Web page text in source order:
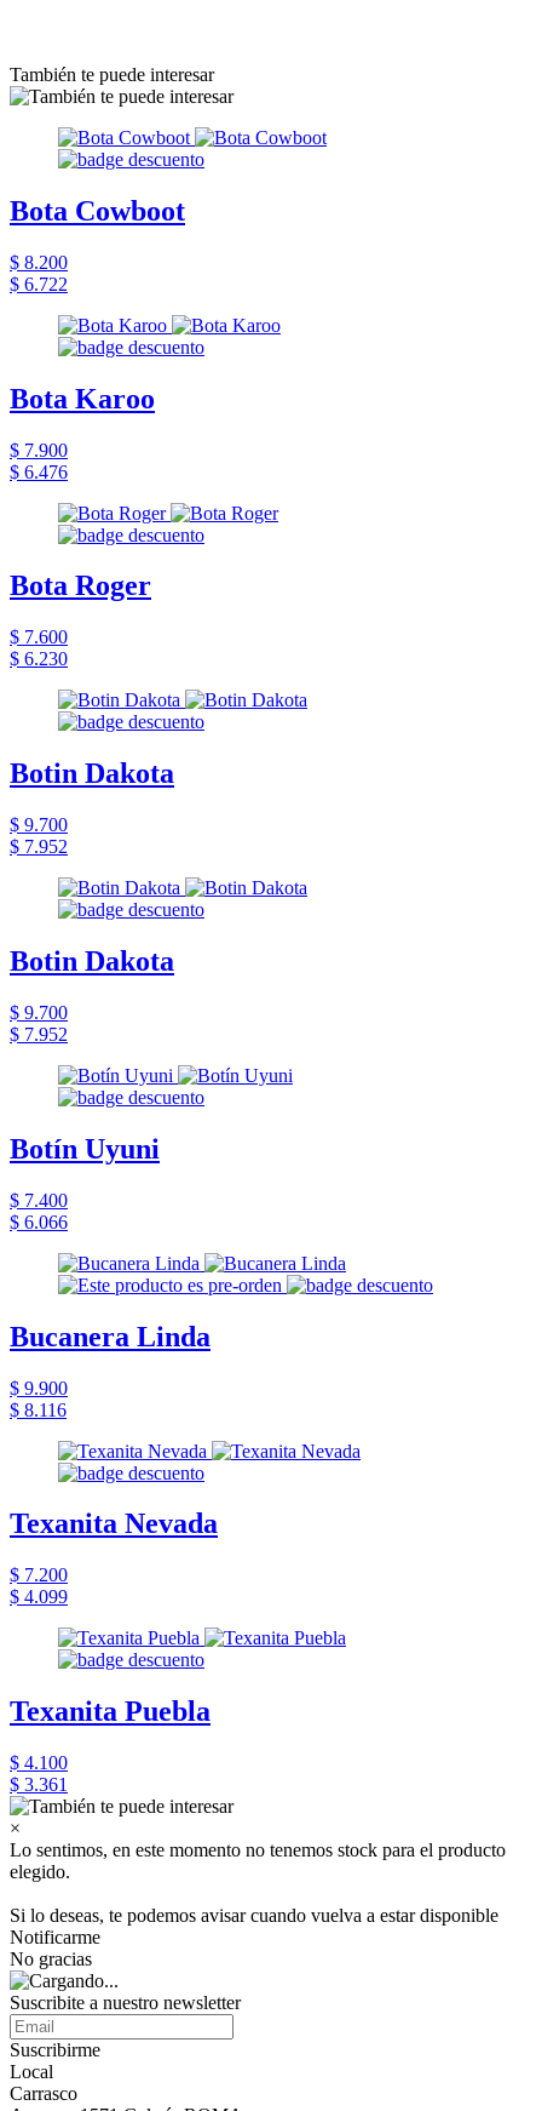
También te puede interesar
Bota Cowboot
$ 8.200
$ 6.722
Bota Karoo
$ 7.900
$ 6.476
Bota Roger
$ 7.600
$ 6.230
Botin Dakota
$ 9.700
$ 7.952
Botin Dakota
$ 9.700
$ 7.952
Botín Uyuni
$ 7.400
$ 6.066
Bucanera Linda
$ 9.900
$ 8.116
Texanita Nevada
$ 7.200
$ 4.099
Texanita Puebla
$ 4.100
$ 3.361
×
Lo sentimos, en este momento no tenemos stock para el producto
elegido.
Si lo deseas, te podemos avisar cuando vuelva a estar disponible
Notificarme
No gracias
Suscribite a nuestro newsletter
Suscribirme
Local
Carrasco